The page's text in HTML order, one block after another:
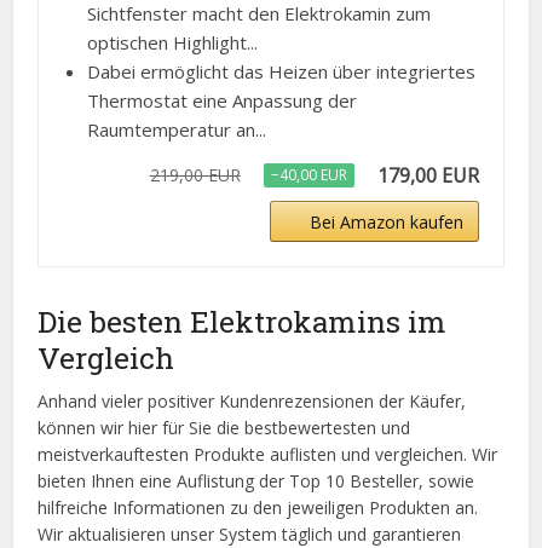
Sichtfenster macht den Elektrokamin zum
optischen Highlight...
Dabei ermöglicht das Heizen über integriertes
Thermostat eine Anpassung der
Raumtemperatur an...
219,00 EUR −40,00 EUR 179,00 EUR
Bei Amazon kaufen
Die besten Elektrokamins im
Vergleich
Anhand vieler positiver Kundenrezensionen der Käufer,
können wir hier für Sie die bestbewertesten und
meistverkauftesten Produkte auflisten und vergleichen. Wir
bieten Ihnen eine Auflistung der Top 10 Besteller, sowie
hilfreiche Informationen zu den jeweiligen Produkten an.
Wir aktualisieren unser System täglich und garantieren